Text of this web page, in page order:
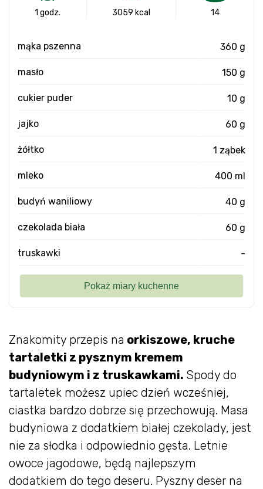
Znakomity przepis na orkiszowe, kruche
tartaletki z pysznym kremem
budyniowym i z truskawkami. Spody do
tartaletek możesz upiec dzień wcześniej,
ciastka bardzo dobrze się przechowują. Masa
budyniowa z dodatkiem białej czekolady, jest
nie za słodka i odpowiednio gęsta. Letnie
owoce jagodowe, będą najlepszym
dodatkiem do tego deseru. Pyszny deser na
1 godz. 3059 kcal 14
mąka pszenna 360 g
masło 150 g
cukier puder 10 g
jajko 60 g
żółtko 1 ząbek
mleko 400 ml
budyń waniliowy 40 g
czekolada biała 60 g
truskawki -